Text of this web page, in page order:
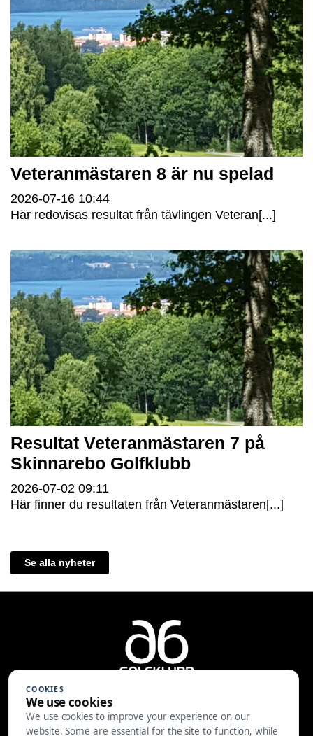
Veteranmästaren 8 är nu spelad
2026-07-16 10:44
Här redovisas resultat från tävlingen Veteran[...]
Resultat Veteranmästaren 7 på
Skinnarebo Golfklubb
2026-07-02 09:11
Här finner du resultaten från Veteranmästaren[...]
Se alla nyheter
A6 Golfklubb | Centralvägen 37 |
COOKIES
We use cookies
We use cookies to improve your experience on our
website. Some are essential for the site to function, while